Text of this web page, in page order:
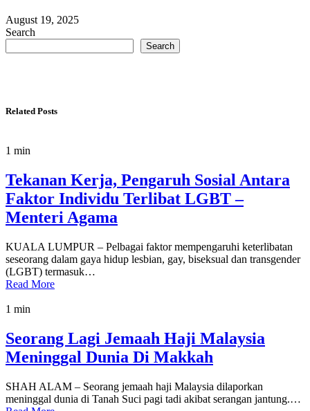
August 19, 2025
Search
Search
Related Posts
1 min
Tekanan Kerja, Pengaruh Sosial Antara
Faktor Individu Terlibat LGBT –
Menteri Agama
KUALA LUMPUR – Pelbagai faktor mempengaruhi keterlibatan
seseorang dalam gaya hidup lesbian, gay, biseksual dan transgender
(LGBT) termasuk…
Read More
1 min
Seorang Lagi Jemaah Haji Malaysia
Meninggal Dunia Di Makkah
SHAH ALAM – Seorang jemaah haji Malaysia dilaporkan
meninggal dunia di Tanah Suci pagi tadi akibat serangan jantung.…